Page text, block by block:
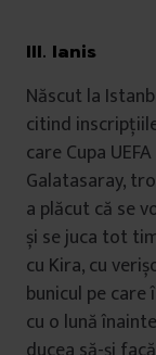
III. Ianis
Născut la
citind
care Cupa
Galatasaray,
a plăcut că se
și se juca tot
cu Kira, cu
bunicul pe
cu o lună